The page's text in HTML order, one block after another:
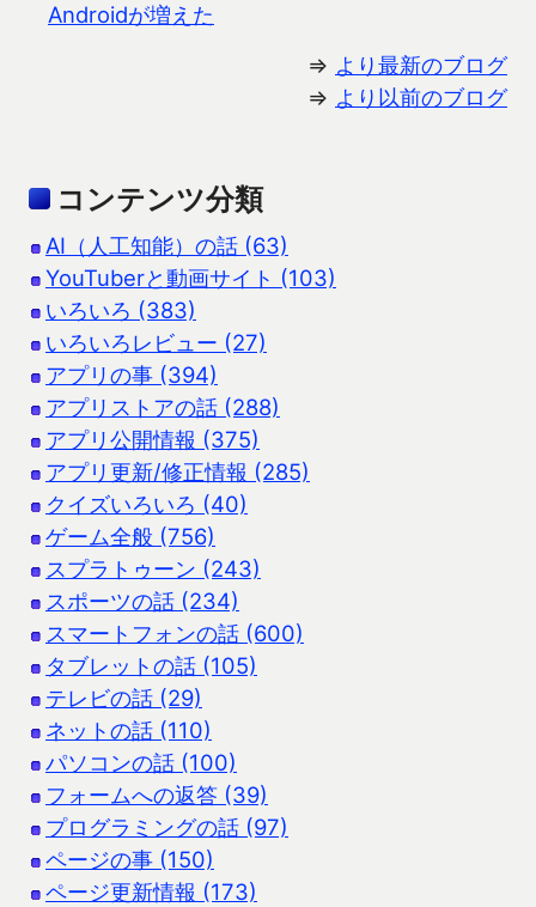
Androidが増えた
⇒ より最新のブログ
⇒ より以前のブログ
コンテンツ分類
AI（人工知能）の話 (63)
YouTuberと動画サイト (103)
いろいろ (383)
いろいろレビュー (27)
アプリの事 (394)
アプリストアの話 (288)
アプリ公開情報 (375)
アプリ更新/修正情報 (285)
クイズいろいろ (40)
ゲーム全般 (756)
スプラトゥーン (243)
スポーツの話 (234)
スマートフォンの話 (600)
タブレットの話 (105)
テレビの話 (29)
ネットの話 (110)
パソコンの話 (100)
フォームへの返答 (39)
プログラミングの話 (97)
ページの事 (150)
ページ更新情報 (173)